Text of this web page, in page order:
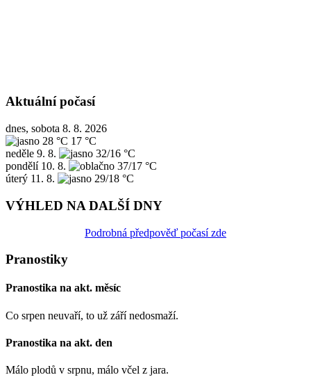
Aktuální počasí
dnes, sobota 8. 8. 2026
28 °C 17 °C
neděle 9. 8.
32/16 °C
pondělí 10. 8.
37/17 °C
úterý 11. 8. 29/18 °C
VÝHLED NA DALŠÍ DNY
Podrobná předpověď počasí zde
Pranostiky
Pranostika na akt. měsíc
Co srpen neuvaří, to už září nedosmaží.
Pranostika na akt. den
Málo plodů v srpnu, málo včel z jara.